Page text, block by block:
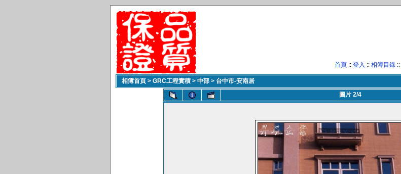
首頁 :: 登入 :: 相簿目錄 ::
相簿首頁 > GRC工程實積 > 中部 > 台中市-安南居
圖片 2/4